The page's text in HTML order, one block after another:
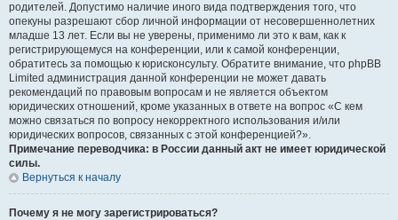
родителей. Допустимо наличие иного вида подтверждения того, что
опекуны разрешают сбор личной информации от несовершеннолетних
младше 13 лет. Если вы не уверены, применимо ли это к вам, как к
регистрирующемуся на конференции, или к самой конференции,
обратитесь за помощью к юрисконсульту. Обратите внимание, что phpBB
Limited администрация данной конференции не может давать
рекомендаций по правовым вопросам и не является объектом
юридических отношений, кроме указанных в ответе на вопрос «С кем
можно связаться по вопросу некорректного использования и/или
юридических вопросов, связанных с этой конференцией?».
Примечание переводчика: в России данный акт не имеет юридической
силы.
Вернуться к началу
Почему я не могу зарегистрироваться?